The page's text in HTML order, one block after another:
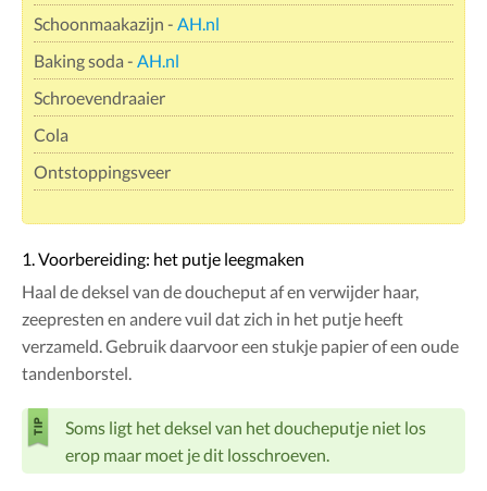
Schoonmaakazijn - AH.nl
Baking soda - AH.nl
Schroevendraaier
Cola
Ontstoppingsveer
1. Voorbereiding: het putje leegmaken
Haal de deksel van de doucheput af en verwijder haar,
zeepresten en andere vuil dat zich in het putje heeft
verzameld. Gebruik daarvoor een stukje papier of een oude
tandenborstel.
Soms ligt het deksel van het doucheputje niet los
erop maar moet je dit losschroeven.